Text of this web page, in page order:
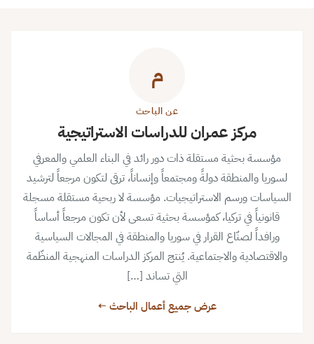
م
عن الباحث
مركز عمران للدراسات الاستراتيجية
مؤسسة بحثية مستقلة ذات دور رائد في البناء العلمي والمعرفي
لسوريا والمنطقة دولةً ومجتمعاً وإنساناً، ترقى لتكون مرجعاً لترشيد
السياسات ورسم الاستراتيجيات. مؤسسة لا ربحية مستقلة مسجلة
قانونياً في تركيا، كمؤسسة بحثية تسعى لأن تكون مرجعاً أساساً
ورافداً لصنّاع القرار في سوريا والمنطقة في المجالات السياسية
والاقتصادية والاجتماعية. يُنتج المركز الدراسات المنهجية المنظّمة
التي تساند […]
عرض جميع أعمال الباحث ←